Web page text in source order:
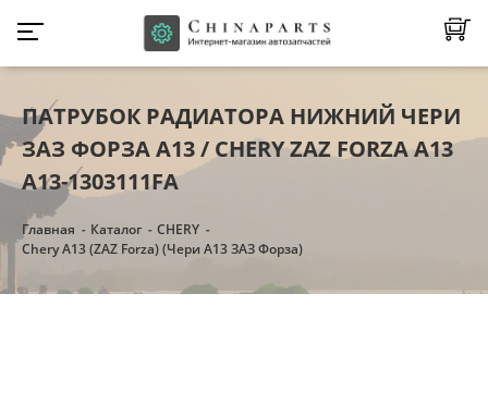
ПАТРУБОК РАДИАТОРА НИЖНИЙ ЧЕРИ
ЗАЗ ФОРЗА А13 / CHERY ZAZ FORZA A13
A13-1303111FA
Главная Каталог
CHERY
Chery A13 (ZAZ Forza) (Чери А13 ЗАЗ Форза)